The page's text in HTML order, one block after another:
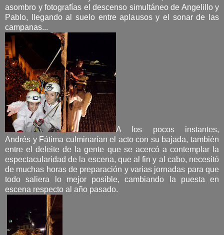
asombro y fotografías el descenso simultáneo de Angelillo y
Pablo, llegando al suelo entre aplausos y el sonar de las
campanas...
A los pocos instantes,
Andrés y Fátima culminarían el acto con su bajada, también
entre el deleite de la gente que se acercó a contemplar la
espectacularidad de la escena, que al fin y al cabo, necesitó
de muchas horas de preparación y varias jornadas para que
todo saliera lo mejor posible, cambiando la puesta en
escena respecto al año pasado.